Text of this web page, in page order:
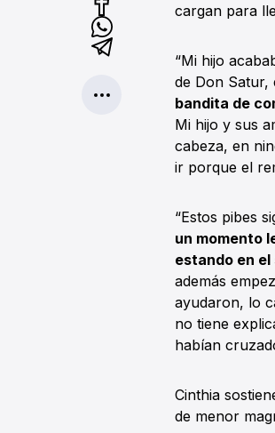
cargan para
“Mi hijo
de Don Satur,
bandita de
Mi hijo y sus
cabeza, en
ir porque el
“Estos pibes
un momento
estando en el
además
ayudaron, lo
no tiene
habían
Cinthia
de menor